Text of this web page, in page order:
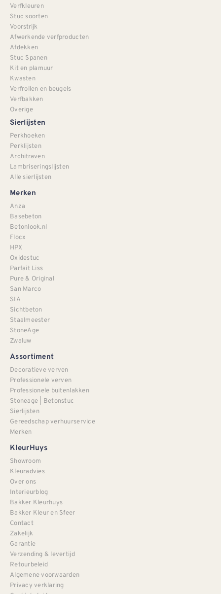
Verfkleuren
Stuc soorten
Voorstrijk
Afwerkende verfproducten
Afdekken
Stuc Spanen
Kit en plamuur
Kwasten
Verfrollen en beugels
Verfbakken
Overige
Sierlijsten
Perkhoeken
Perklijsten
Architraven
Lambriseringslijsten
Alle sierlijsten
Merken
Anza
Basebeton
Betonlook.nl
Flocx
HPX
Oxidestuc
Parfait Liss
Pure & Original
San Marco
SIA
Sichtbeton
Staalmeester
StoneAge
Zwaluw
Assortiment
Decoratieve verven
Professionele verven
Professionele buitenlakken
Stoneage | Betonstuc
Sierlijsten
Gereedschap verhuurservice
Merken
KleurHuys
Showroom
Kleuradvies
Over ons
Interieurblog
Bakker Kleurhuys
Bakker Kleur en Sfeer
Contact
Zakelijk
Garantie
Verzending & levertijd
Retourbeleid
Algemene voorwaarden
Privacy verklaring